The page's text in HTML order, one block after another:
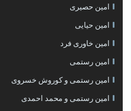
امین حصیری
امین حیایی
امین خاوری فرد
امین رستمی
امین رستمی و کوروش خسروی
امین رستمی و محمد احمدی